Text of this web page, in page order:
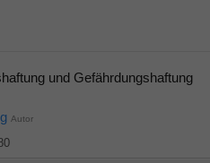
und Gefährdungshaftung
Autor